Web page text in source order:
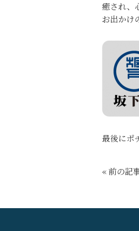
癒され、
お出かけ
最後にポ
« 前の記